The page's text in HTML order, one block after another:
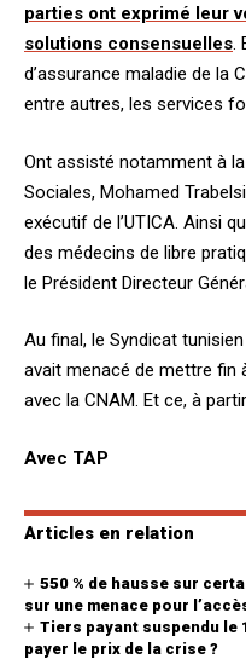
parties ont exprimé leur
solutions consensuelles.
d’assurance maladie de la
entre autres, les services
Ont assisté notamment à
Sociales, Mohamed
exécutif de l’UTICA. Ainsi
des médecins de libre
le Président Directeur
Au final, le Syndicat
avait menacé de mettre fin
avec la CNAM. Et ce, à
Avec TAP
Articles en relation
550 % de hausse sur
sur une menace pour
Tiers payant suspendu
payer le prix de la crise ?